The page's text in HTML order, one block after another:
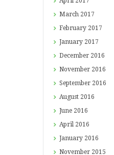
March 2017
February 2017
January 2017
December 2016
November 2016
September 2016
August 2016
June 2016
April 2016
January 2016
November 2015